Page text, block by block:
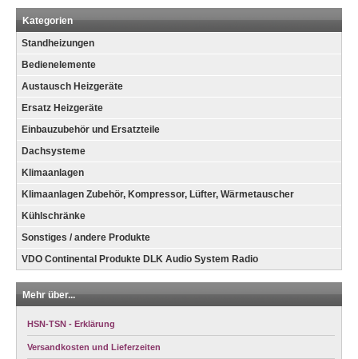
Kategorien
Standheizungen
Bedienelemente
Austausch Heizgeräte
Ersatz Heizgeräte
Einbauzubehör und Ersatzteile
Dachsysteme
Klimaanlagen
Klimaanlagen Zubehör, Kompressor, Lüfter, Wärmetauscher
Kühlschränke
Sonstiges / andere Produkte
VDO Continental Produkte DLK Audio System Radio
Mehr über...
HSN-TSN - Erklärung
Versandkosten und Lieferzeiten